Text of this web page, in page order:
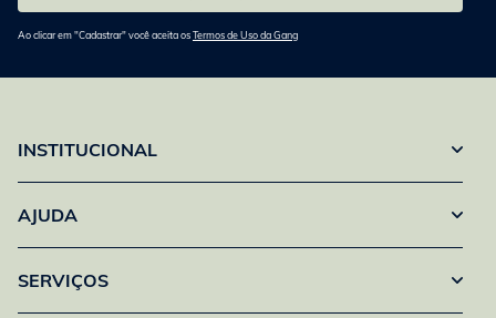
Ao clicar em "Cadastrar" você aceita osTermos de Uso da Gang
INSTITUCIONAL
AJUDA
SERVIÇOS